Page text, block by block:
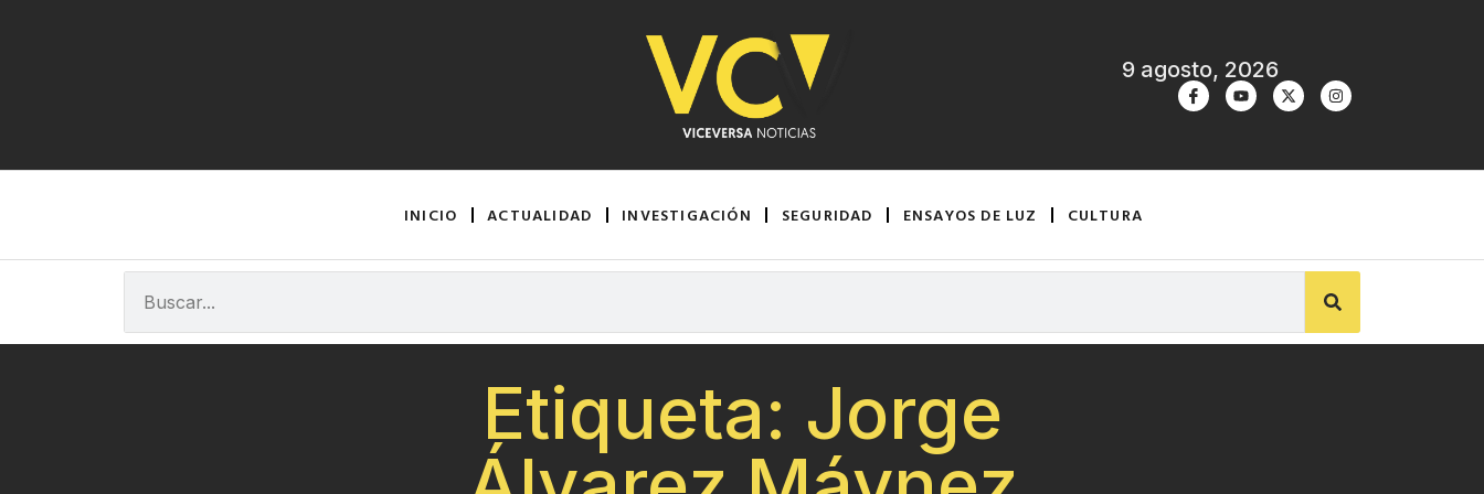
9 agosto, 2026
INICIO ACTUALIDAD INVESTIGACIÓN SEGURIDAD ENSAYOS DE LUZ CULTURA
Etiqueta: Jorge